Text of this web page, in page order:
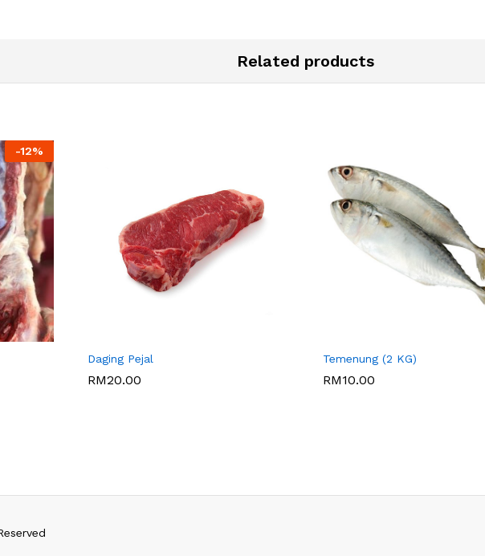
Related products
-12%
EZATI) Daging Pejal
RM20.00
DAGING SOTONG KA Temenung (2 KG)
RM10.00
DAGING SOTONG KA